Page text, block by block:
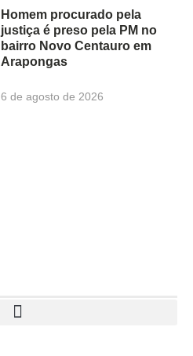
Homem procurado pela
justiça é preso pela PM no
bairro Novo Centauro em
Arapongas
6 de agosto de 2026